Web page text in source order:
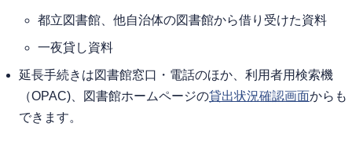
都立図書館、他自治体の図書館から借り受けた資料
一夜貸し資料
延長手続きは図書館窓口・電話のほか、利用者用検索機
（OPAC)、図書館ホームページの貸出状況確認画面からも
できます。